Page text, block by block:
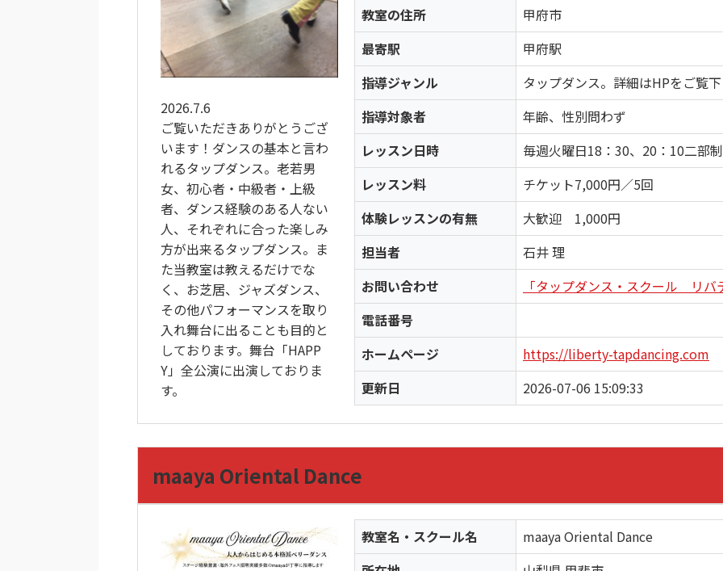
2026.7.6
ご覧いただきありがとうござ
います！ダンスの基本と言わ
れるタップダンス。老若男
女、初心者・中級者・上級
者、ダンス経験のある人ない
人、それぞれに合った楽しみ
方が出来るタップダンス。ま
た当教室は教えるだけでな
く、お芝居、ジャズダンス、
その他パフォーマンスを取り
入れ舞台に出ることも目的と
しております。舞台「HAPP
Y」全公演に出演しておりま
す。
教室の住所
甲府市
最寄駅
甲府駅
指導ジャンル
タップダンス。詳細はHPをご覧
指導対象者
年齢、性別問わず
レッスン日時
毎週火曜日18：30、20：10二部制
レッスン料
チケット7,000円／5回
体験レッスンの有無
大歓迎 1,000円
担当者
石井 理
お問い合わせ
「タップダンス・スクール リバ
電話番号
ホームページ
https://liberty-tapdancing.com
更新日
2026-07-06 15:09:33
maaya Oriental Dance
教室名・スクール名
maaya Oriental Dance